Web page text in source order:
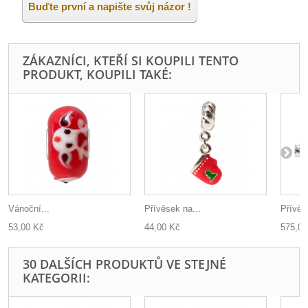
Buďte první a napište svůj názor !
ZÁKAZNÍCI, KTEŘÍ SI KOUPILI TENTO
PRODUKT, KOUPILI TAKÉ:
Vánoční...
53,00 Kč
Přívěsek na...
44,00 Kč
30 DALŠÍCH PRODUKTŮ VE STEJNÉ
KATEGORII: